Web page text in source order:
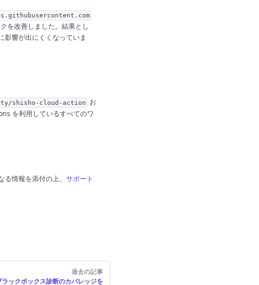
を改善しました。結果とし
影響が出にくくなっていま
shisho-cloud-action お
を利用しているすべてのワ
情報を添付の上、 サポート
過去の記事
ックボックス診断のカバレッジを